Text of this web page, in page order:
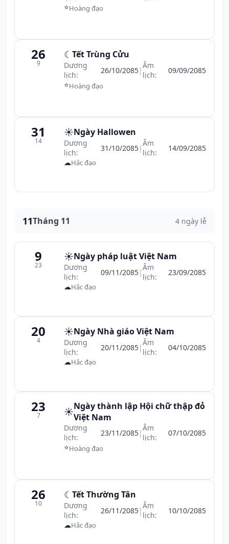
⭐Hoàng đạo
26
9
☾ Tết Trùng Cửu
Dương
lịch:
26/10/2085|Âm
lịch:
09/09/2085
⭐Hoàng đạo
31
14
☀️Ngày Hallowen
Dương
lịch:
31/10/2085|Âm
lịch:
14/09/2085
☁Hắc đạo
11Tháng 11 4 ngày lễ
9
23
☀️Ngày pháp luật Việt Nam
Dương
lịch:
09/11/2085|Âm
lịch:
23/09/2085
☁Hắc đạo
20
4
☀️Ngày Nhà giáo Việt Nam
Dương
lịch:
20/11/2085|Âm
lịch:
04/10/2085
☁Hắc đạo
23
7 ☀️Ngày thành lập Hội chữ thập đỏ
Việt Nam
Dương
lịch:
23/11/2085|Âm
lịch:
07/10/2085
⭐Hoàng đạo
26
10
☾ Tết Thường Tân
Dương
lịch:
26/11/2085|Âm
lịch:
10/10/2085
☁Hắc đạo